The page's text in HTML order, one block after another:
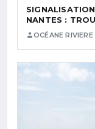
NANTES :
OCÉANE RIVIERE